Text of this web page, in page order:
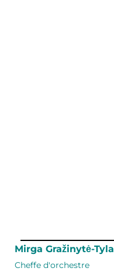
Mirga Gražinytė-Tyla
Cheffe d'orchestre